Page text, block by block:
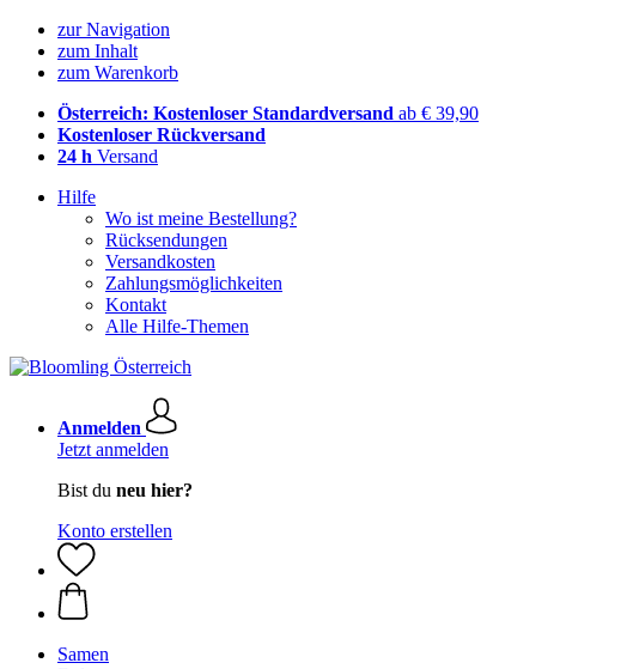
zur Navigation
zum Inhalt
zum Warenkorb
Österreich: Kostenloser Standardversand ab € 39,90
Kostenloser Rückversand
24 h Versand
Hilfe
Wo ist meine Bestellung?
Rücksendungen
Versandkosten
Zahlungsmöglichkeiten
Kontakt
Alle Hilfe-Themen
Anmelden
Jetzt anmelden
Bist du neu hier?
Konto erstellen
Samen